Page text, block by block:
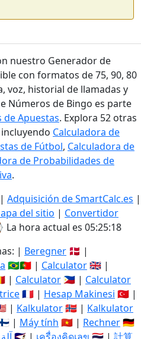
nuestro Generador de
con formatos de 75, 90, 80
voz, historial de llamadas y
Números de Bingo es parte
de Apuestas. Explora 52 otras
Calculadora de
de Fútbol, Calculadora de
de Probabilidades de
.
| Adquisición de SmartCalc.es |
del sitio | Convertidor
La hora actual es 05:25:18
| Beregner 🇩🇰 |
🇧🇷🇵🇹 | Calculator🇬🇧 |
| Calculator 🇵🇭 | Calculator
🇫🇷 | Hesap Makinesi 🇹🇷 |
| Kalkulator🇳🇴 | Kalkulator
| Máy tính 🇻🇳 | Rechner🇩🇪